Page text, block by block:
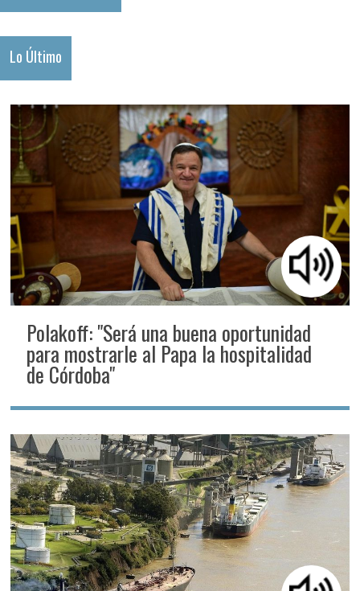
Lo Último
Polakoff: "Será una buena oportunidad
para mostrarle al Papa la hospitalidad
de Córdoba"